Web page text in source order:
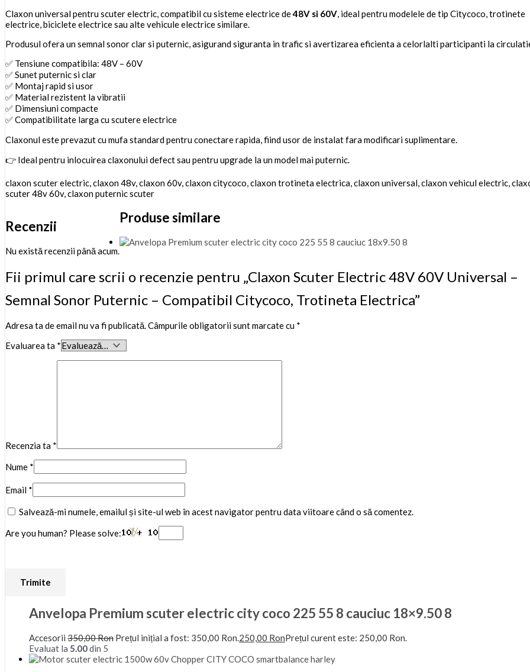
Claxon universal pentru scuter electric, compatibil cu sisteme electrice de48V si 60V, ideal pentru modelele de tip Citycoco, trotinete
electrice, biciclete electrice sau alte vehicule electrice similare.
Produsul ofera un semnal sonor clar si puternic, asigurand siguranta in trafic si avertizarea eficienta a celorlalti participanti la
✅ Tensiune compatibila: 48V – 60V
✅ Sunet puternic si clar
✅ Montaj rapid si usor
✅ Material rezistent la vibratii
✅ Dimensiuni compacte
✅ Compatibilitate larga cu scutere electrice
Claxonul este prevazut cu mufa standard pentru conectare rapida, fiind usor de instalat fara modificari suplimentare.
👉 Ideal pentru inlocuirea claxonului defect sau pentru upgrade la un model mai puternic.
claxon scuter electric, claxon 48v, claxon 60v, claxon citycoco, claxon trotineta electrica, claxon universal, claxon vehicul electric,
scuter 48v 60v, claxon puternic scuter
Recenzii
Nu există recenzii până acum.
Fii primul care scrii o recenzie pentru „Claxon Scuter Electric 48V 60V Universal –
Semnal Sonor Puternic – Compatibil Citycoco, Trotineta Electrica”
Adresa ta de email nu va fi publicată.Câmpurile obligatorii sunt marcate cu *
Evaluarea ta *
Recenzia ta *
Nume *
Email *
Salvează-mi numele, emailul și site-ul web în acest navigator pentru data viitoare când o să comentez.
Are you human? Please solve:
Produse similare
Anvelopa Premium scuter electric city coco 225 55 8 cauciuc 18×9.50 8
Accesorii 350,00Ron Prețul inițial a fost: 350,00 Ron.250,00 RonPrețul curent este: 250,00 Ron.
Evaluat la 5.00din 5